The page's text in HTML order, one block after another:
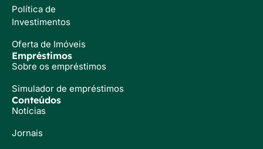
Política de
Investimentos
Oferta de Imóveis
Empréstimos
Sobre os empréstimos
Simulador de empréstimos
Conteúdos
Notícias
Jornais